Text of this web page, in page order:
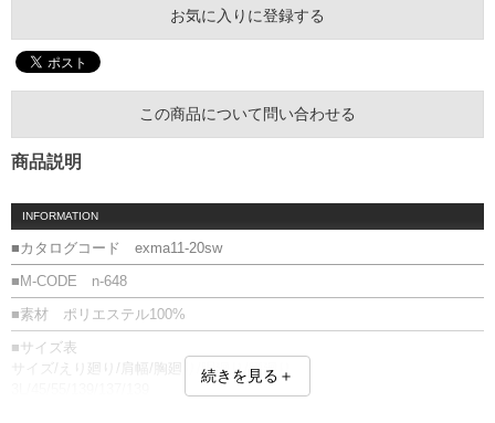
お気に入りに登録する
この商品について問い合わせる
商品説明
INFORMATION
■カタログコード exma11-20sw
■M-CODE n-648
■素材 ポリエステル100%
■サイズ表
サイズ/えり廻り/肩幅/胸廻り/胴廻り/腰廻り
続きを見る＋